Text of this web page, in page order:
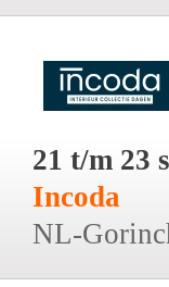
21 t/m 23
Incoda
NL-